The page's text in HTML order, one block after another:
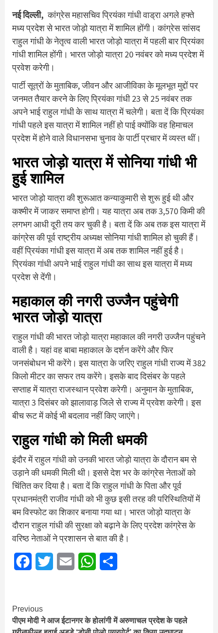
नई दिल्ली, कांग्रेस महासचिव प्रियंका गांधी वाड्रा अगले हफ्ते
मध्य प्रदेश से भारत जोड़ो यात्रा में शामिल होंगी। कांग्रेस सांसद
राहुल गांधी के नेतृत्व वाली भारत जोड़ो यात्रा में पहली बार प्रियंका
गांधी शामिल होंगी। भारत जोड़ो यात्रा 20 नवंबर को मध्य प्रदेश में
प्रवेश करेगी।
पार्टी सूत्रों के मुताबिक, जीवन और आजीविका के मूलभूत मुद्दों पर
जनमत तैयार करने के लिए प्रियंका गांधी 23 से 25 नवंबर तक
अपने भाई राहुल गांधी के साथ यात्रा में चलेगी। बता दें कि प्रियंका
गांधी पहले इस यात्रा में शामिल नहीं हो पाई क्योंकि वह हिमाचल
प्रदेश में होने वाले विधानसभा चुनाव के पार्टी प्रचार में व्यस्त थीं।
भारत जोड़ो यात्रा में सोनिया गांधी भी
हुई शामिल
भारत जोड़ो यात्रा की शुरूआत कन्याकुमारी से शुरू हुई थी और
कश्मीर में जाकर समाप्त होगी। यह यात्रा अब तक 3,570 किमी की
लगभग आधी दूरी तय कर चुकी है। बता दें कि अब तक इस यात्रा में
कांग्रेस की पूर्व राष्ट्रीय अध्यक्ष सोनिया गांधी शामिल हो चुकी हैं।
वहीं प्रियंका गांधी इस यात्रा में अब तक शामिल नहीं हुई है।
प्रियंका गांधी अपने भाई राहुल गांधी का साथ इस यात्रा में मध्य
प्रदेश से देंगी।
महाकाल की नगरी उज्जैन पहुंचेगी
भारत जोड़ो यात्रा
राहुल गांधी की भारत जोड़ो यात्रा महाकाल की नगरी उज्जैन पहुंचने
वाली है। यहां वह बाबा महाकाल के दर्शन करेंगे और फिर
जनसंबोधन भी करेंगे। इस यात्रा के जरिए राहुल गांधी राज्य में 382
किलो मीटर का सफर तय करेंगे। इसके बाद दिसंबर के पहले
सप्ताह में यात्रा राजस्थान प्रवेश करेगी। अनुमान के मुताबिक,
यात्रा 3 दिसंबर को झालावाड़ जिले से राज्य में प्रवेश करेगी। इस
बीच रूट में कोई भी बदलाव नहीं किए जाएंगे।
राहुल गांधी को मिली धमकी
इंदौर में राहुल गांधी को उनकी भारत जोड़ो यात्रा के दौरान बम से
उड़ाने की धमकी मिली थी। इससे देश भर के कांग्रेस नेताओं को
चिंतित कर दिया है। बता दें कि राहुल गांधी के पिता और पूर्व
प्रधानमंत्री राजीव गांधी को भी कुछ इसी तरह की परिस्थितियों में
बम विस्फोट का शिकार बनाया गया था। भारत जोड़ो यात्रा के
दौरान राहुल गांधी की सुरक्षा को बढ़ाने के लिए प्रदेश कांग्रेस के
वरिष्ठ नेताओं ने प्रशासन से बात की है।
FacebookTwitter Email WhatsApp
Continue
Reading
Previous
पीएम मोदी ने आज ईटानगर के होलांगी में अरुणाचल प्रदेश के पहले